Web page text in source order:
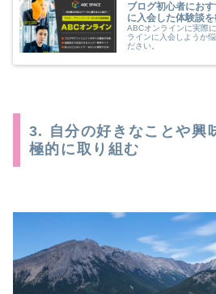
ブログ初心者にお
に入会した体験談
ABCオンラインに実際
ラインに入会しようか
ださい。
3. 自分の好きなことや興
極的に取り組む